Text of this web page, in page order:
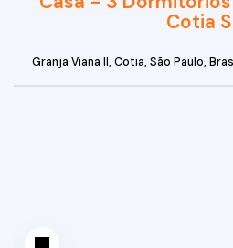
Cotia
Granja Viana II, Cotia, São Paulo,